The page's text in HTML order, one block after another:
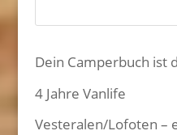
Dein Camperbuch ist
4 Jahre Vanlife
Vesteralen/Lofoten –